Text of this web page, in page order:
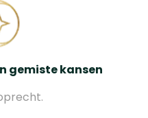
gemiste kansen